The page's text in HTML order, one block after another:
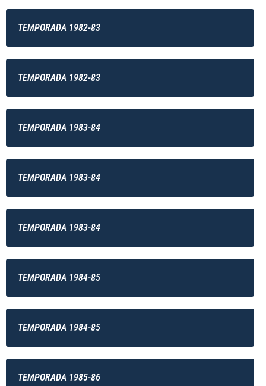
TEMPORADA 1982-83
TEMPORADA 1982-83
TEMPORADA 1983-84
TEMPORADA 1983-84
TEMPORADA 1983-84
TEMPORADA 1984-85
TEMPORADA 1984-85
TEMPORADA 1985-86